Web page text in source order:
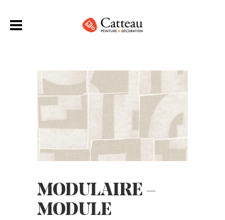
MODULAIRE –
MODULE